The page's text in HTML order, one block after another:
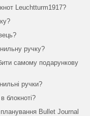
Leuchtturm1917?
ручку?
самому подарункову
ручки?
блокноті?
Bullet Journal